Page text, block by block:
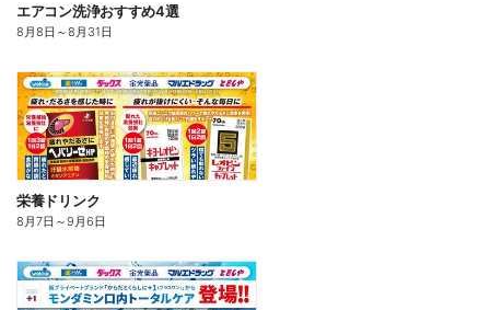
エアコン洗浄おすすめ4選
8月8日 ～8月31日
栄養ドリンク
8月7日 ～9月6日